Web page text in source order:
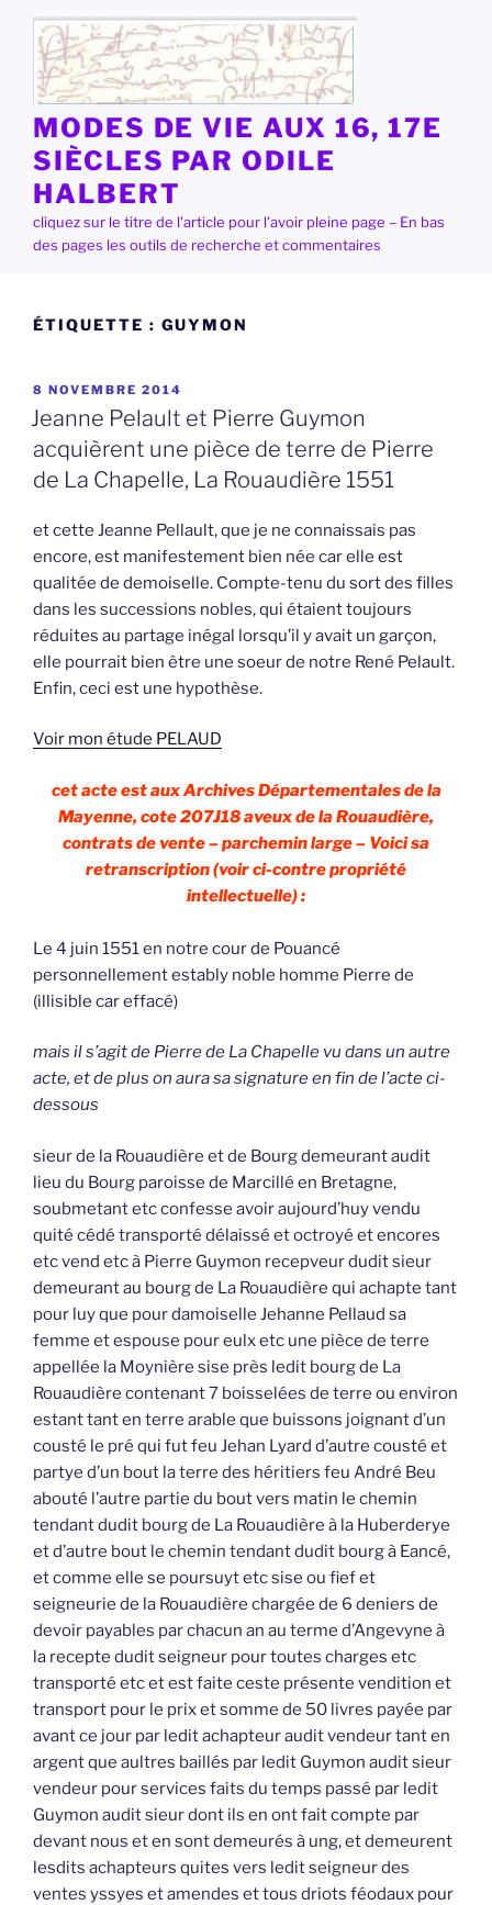
contenu
principal
MODES DE VIE AUX 16, 17E
SIÈCLES PAR ODILE
HALBERT
cliquez sur le titre de l'article pour l'avoir pleine page – En bas
des pages les outils de recherche et commentaires
ÉTIQUETTE : GUYMON
PUBLIÉ
LE
8 NOVEMBRE 2014
Jeanne Pelault et Pierre Guymon
acquièrent une pièce de terre de Pierre
de La Chapelle, La Rouaudière 1551
et cette Jeanne Pellault, que je ne connaissais pas
encore, est manifestement bien née car elle est
qualitée de demoiselle. Compte-tenu du sort des filles
dans les successions nobles, qui étaient toujours
réduites au partage inégal lorsqu’il y avait un garçon,
elle pourrait bien être une soeur de notre René Pelault.
Enfin, ceci est une hypothèse.
Voir mon étude PELAUD
cet acte est aux Archives Départementales de la
Mayenne, cote 207J18 aveux de la Rouaudière,
contrats de vente – parchemin large – Voici sa
retranscription (voir ci-contre propriété
intellectuelle) :
Le 4 juin 1551 en notre cour de Pouancé
personnellement estably noble homme Pierre de
(illisible car effacé)
mais il s’agit de Pierre de La Chapelle vu dans un autre
acte, et de plus on aura sa signature en fin de l’acte ci-
dessous
sieur de la Rouaudière et de Bourg demeurant audit
lieu du Bourg paroisse de Marcillé en Bretagne,
soubmetant etc confesse avoir aujourd’huy vendu
quité cédé transporté délaissé et octroyé et encores
etc vend etc à Pierre Guymon recepveur dudit sieur
demeurant au bourg de La Rouaudière qui achapte tant
pour luy que pour damoiselle Jehanne Pellaud sa
femme et espouse pour eulx etc une pièce de terre
appellée la Moynière sise près ledit bourg de La
Rouaudière contenant 7 boisselées de terre ou environ
estant tant en terre arable que buissons joignant d’un
cousté le pré qui fut feu Jehan Lyard d’autre cousté et
partye d’un bout la terre des héritiers feu André Beu
abouté l’autre partie du bout vers matin le chemin
tendant dudit bourg de La Rouaudière à la Huberderye
et d’autre bout le chemin tendant dudit bourg à Eancé,
et comme elle se poursuyt etc sise ou fief et
seigneurie de la Rouaudière chargée de 6 deniers de
devoir payables par chacun an au terme d’Angevyne à
la recepte dudit seigneur pour toutes charges etc
transporté etc et est faite ceste présente vendition et
transport pour le prix et somme de 50 livres payée par
avant ce jour par ledit achapteur audit vendeur tant en
argent que aultres baillés par ledit Guymon audit sieur
vendeur pour services faits du temps passé par ledit
Guymon audit sieur dont ils en ont fait compte par
devant nous et en sont demeurés à ung, et demeurent
lesdits achapteurs quites vers ledit seigneur des
ventes yssyes et amendes et tous driots féodaux pour